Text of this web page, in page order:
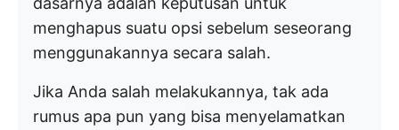
menghapus suatu opsi sebelum seseorang
menggunakannya secara salah.
Jika Anda salah melakukannya, tak ada
rumus apa pun yang bisa menyelamatkan